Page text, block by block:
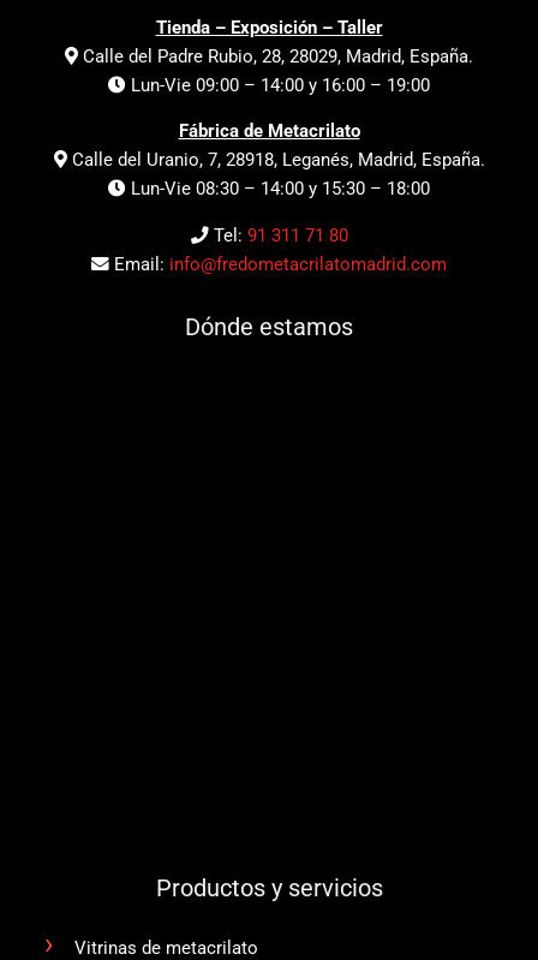
Tienda – Exposición – Taller
Calle del Padre Rubio, 28, 28029, Madrid, España.
Lun-Vie 09:00 – 14:00 y 16:00 – 19:00
Fábrica de Metacrilato
Calle del Uranio, 7, 28918, Leganés, Madrid, España.
Lun-Vie 08:30 – 14:00 y 15:30 – 18:00
Tel: 91 311 71 80
Email: info@fredometacrilatomadrid.com
Dónde estamos
Productos y servicios
Vitrinas de metacrilato